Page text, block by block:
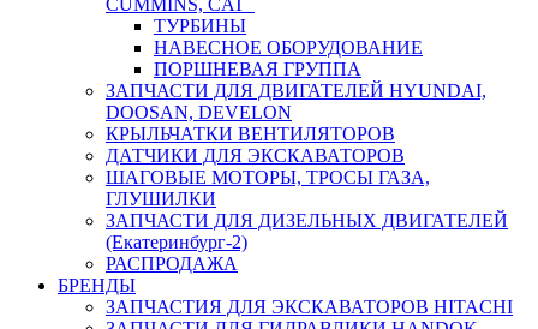
CUMMINS, CAT
ТУРБИНЫ
НАВЕСНОЕ ОБОРУДОВАНИЕ
ПОРШНЕВАЯ ГРУППА
ЗАПЧАСТИ ДЛЯ ДВИГАТЕЛЕЙ HYUNDAI,
DOOSAN, DEVELON
КРЫЛЬЧАТКИ ВЕНТИЛЯТОРОВ
ДАТЧИКИ ДЛЯ ЭКСКАВАТОРОВ
ШАГОВЫЕ МОТОРЫ, ТРОСЫ ГАЗА,
ГЛУШИЛКИ
ЗАПЧАСТИ ДЛЯ ДИЗЕЛЬНЫХ ДВИГАТЕЛЕЙ
(Екатеринбург-2)
РАСПРОДАЖА
БРЕНДЫ
ЗАПЧАСТИЯ ДЛЯ ЭКСКАВАТОРОВ HITACHI